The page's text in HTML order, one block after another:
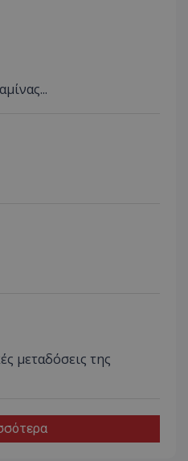
μεταδόσεις της